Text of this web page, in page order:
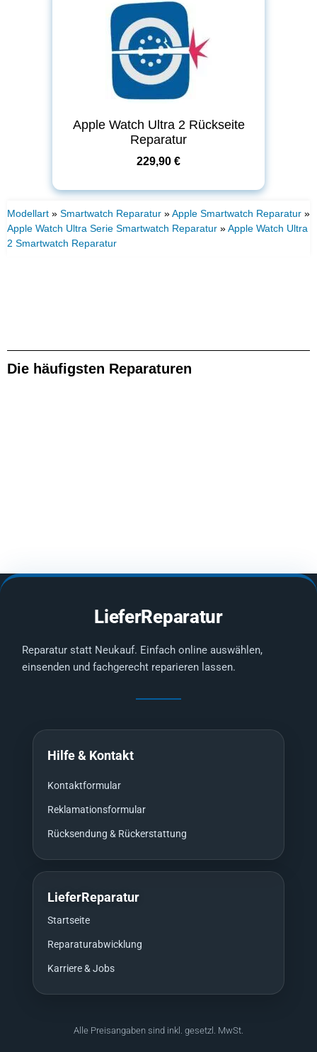
Apple Watch Ultra 2 Rückseite
Reparatur
229,90 €
Modellart » Smartwatch Reparatur »Apple Smartwatch Reparatur »
Apple Watch Ultra Serie Smartwatch Reparatur »Apple Watch Ultra
2 Smartwatch Reparatur
Die häufigsten Reparaturen
LieferReparatur
Reparatur statt Neukauf. Einfach online auswählen,
einsenden und fachgerecht reparieren lassen.
Hilfe & Kontakt
Kontaktformular
Reklamationsformular
Rücksendung & Rückerstattung
LieferReparatur
Startseite
Reparaturabwicklung
Karriere & Jobs
Alle Preisangaben sind inkl. gesetzl. MwSt.